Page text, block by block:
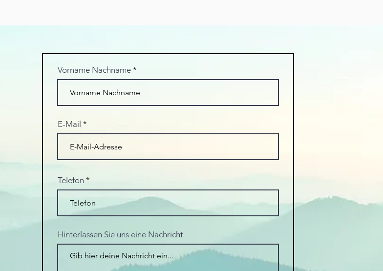
Vorname Nachname
E-Mail
Telefon
Hinterlassen Sie uns eine Nachricht